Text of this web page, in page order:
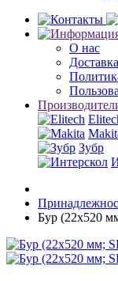
О нас
Доставка
Зубр
Бур (22х520